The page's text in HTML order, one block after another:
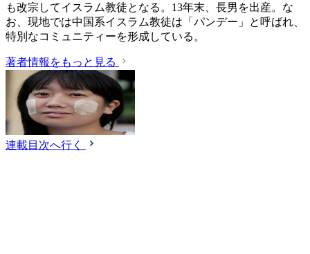
も改宗してイスラム教徒となる。13年末、長男を出産。な
お、現地では中国系イスラム教徒は「パンデー」と呼ばれ、
特別なコミュニティーを形成している。
著者情報をもっと見る
連載目次へ行く